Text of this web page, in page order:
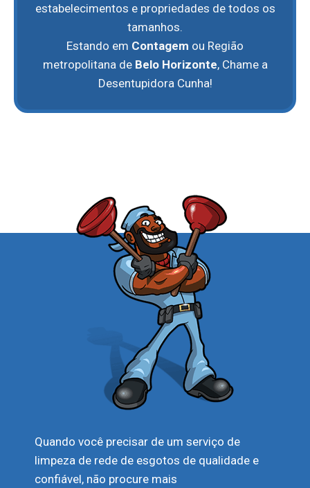
estabelecimentos e propriedades de todos os
tamanhos.
Estando em Contagem ou Região
metropolitana de Belo Horizonte, Chame a
Desentupidora Cunha!
Quando você precisar de um serviço de
limpeza de rede de esgotos de qualidade e
confiável, não procure mais